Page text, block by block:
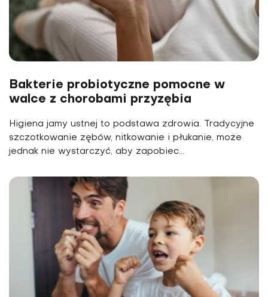
Bakterie probiotyczne pomocne w
walce z chorobami przyzębia
Higiena jamy ustnej to podstawa zdrowia. Tradycyjne
szczotkowanie zębów, nitkowanie i płukanie, może
jednak nie wystarczyć, aby zapobiec...